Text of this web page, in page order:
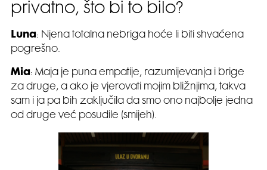
privatno, što bi to bilo?
Luna: Njena totalna nebriga hoće li biti shvaćena
pogrešno.
Mia: Maja je puna empatije, razumijevanja i brige
za druge, a ako je vjerovati mojim bližnjima, takva
sam i ja pa bih zaključila da smo ono najbolje jedna
od druge već posudile (smijeh).